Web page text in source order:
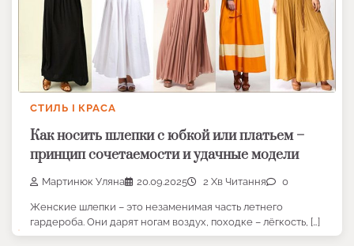
СТИЛЬ І КРАСА
Как носить шлепки с юбкой или платьем –
принцип сочетаемости и удачные модели
Мартинюк Уляна 20.09.2025 2 Хв Читання 0
Женские шлепки – это незаменимая часть летнего
гардероба. Они дарят ногам воздух, походке – лёгкость, […]